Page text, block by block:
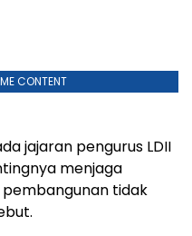
CONTENT
jajaran pengurus LDII
menjaga
tidak